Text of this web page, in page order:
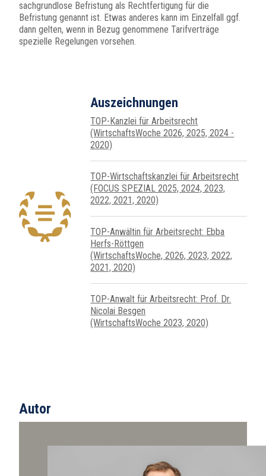
sachgrundlose Befristung als Rechtfertigung für die
Befristung genannt ist. Etwas anderes kann im Einzelfall ggf.
dann gelten, wenn in Bezug genommene Tarifverträge
spezielle Regelungen vorsehen.
Auszeichnungen
TOP-Kanzlei für Arbeitsrecht
(WirtschaftsWoche 2026, 2025, 2024 -
2020)
TOP-Wirtschafts­kanzlei für Arbeits­recht
(FOCUS SPEZIAL 2025, 2024, 2023,
2022, 2021, 2020)
TOP-Anwältin für Arbeitsrecht: Ebba
Herfs-Röttgen
(WirtschaftsWoche, 2026, 2023, 2022,
2021, 2020)
TOP-Anwalt für Arbeitsrecht: Prof. Dr.
Nicolai Besgen
(WirtschaftsWoche 2023, 2020)
Autor